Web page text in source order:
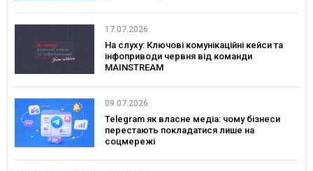
17.07.2026
На слуху: Ключові комунікаційні кейси та
інфоприводи червня від команди
MAINSTREAM
09.07.2026
Telegram як власне медіа: чому бізнеси
перестають покладатися лише на
соцмережі